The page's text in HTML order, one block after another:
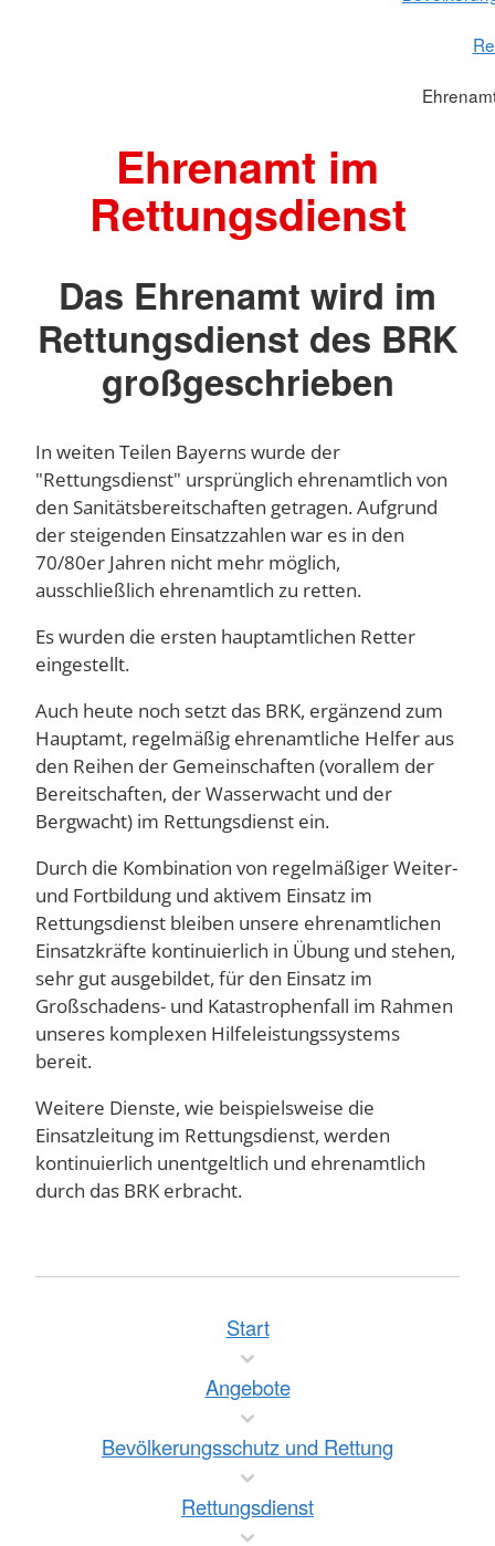
Ehrenamt im
Rettungsdienst
Das Ehrenamt wird im
Rettungsdienst des BRK
großgeschrieben
In weiten Teilen Bayerns wurde der
"Rettungsdienst" ursprünglich ehrenamtlich von
den Sanitätsbereitschaften getragen. Aufgrund
der steigenden Einsatzzahlen war es in den
70/80er Jahren nicht mehr möglich,
ausschließlich ehrenamtlich zu retten.
Es wurden die ersten hauptamtlichen Retter
eingestellt.
Auch heute noch setzt das BRK, ergänzend zum
Hauptamt, regelmäßig ehrenamtliche Helfer aus
den Reihen der Gemeinschaften (vorallem der
Bereitschaften, der Wasserwacht und der
Bergwacht) im Rettungsdienst ein.
Durch die Kombination von regelmäßiger Weiter-
und Fortbildung und aktivem Einsatz im
Rettungsdienst bleiben unsere ehrenamtlichen
Einsatzkräfte kontinuierlich in Übung und stehen,
sehr gut ausgebildet, für den Einsatz im
Großschadens- und Katastrophenfall im Rahmen
unseres komplexen Hilfeleistungssystems
bereit.
Weitere Dienste, wie beispielsweise die
Einsatzleitung im Rettungsdienst, werden
kontinuierlich unentgeltlich und ehrenamtlich
durch das BRK erbracht.
Start
Angebote
Bevölkerungsschutz und Rettung
Rettungsdienst